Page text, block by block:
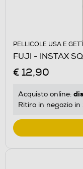
PELLICOLE USA E
FUJI - INSTAX
€ 12,90
Acquisto online:
Ritiro in negozio